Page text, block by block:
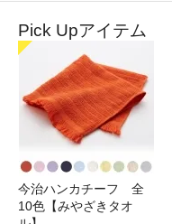
Pick Upアイテム
今治ハンカチーフ 全
10色【みやざきタオ